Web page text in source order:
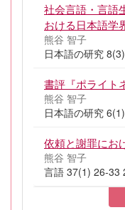
社会言語・言語
おける日本語学
熊谷 智子
日本語の研究
書評『ポライト
熊谷 智子
日本語の研究
依頼と謝罪にお
熊谷 智子
言語 37(1) 26-33